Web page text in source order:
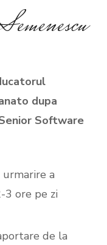
dupa
Software
a
ore pe zi
de la